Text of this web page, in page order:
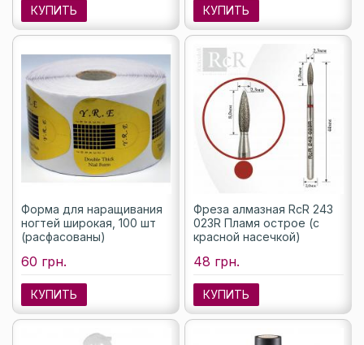
КУПИТЬ КУПИТЬ
Форма для наращивания
ногтей широкая, 100 шт
(расфасованы)
60 грн.
КУПИТЬ
Фреза алмазная RcR 243
023R Пламя острое (с
красной насечкой)
48 грн.
КУПИТЬ